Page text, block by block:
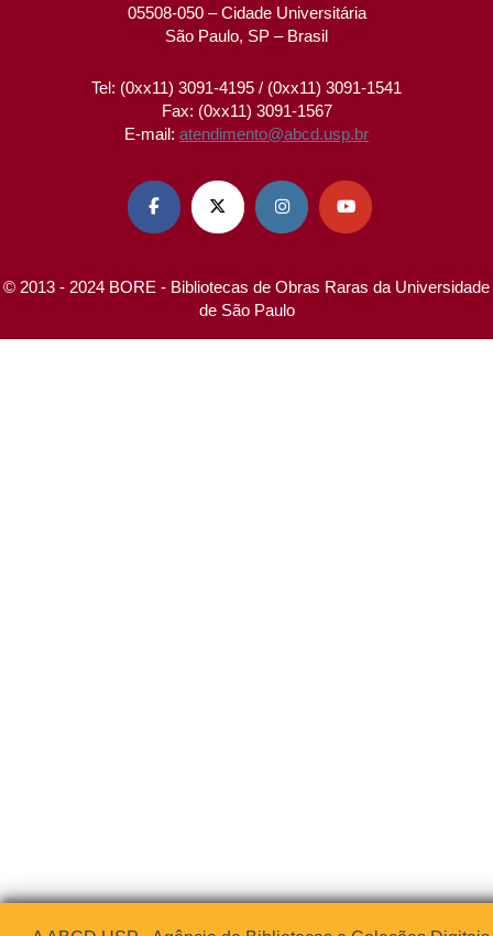
05508-050 – Cidade Universitária
São Paulo, SP – Brasil
Tel: (0xx11) 3091-4195 / (0xx11) 3091-1541
Fax: (0xx11) 3091-1567
E-mail: atendimento@abcd.usp.br
   
© 2013 - 2024 BORE - Bibliotecas de Obras Raras da Universidade
de São Paulo